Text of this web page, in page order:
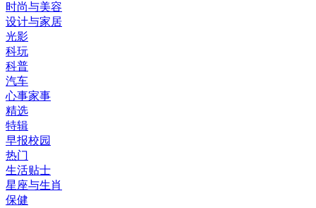
时尚与美容
设计与家居
光影
科玩
科普
汽车
心事家事
精选
特辑
早报校园
热门
生活贴士
星座与生肖
保健